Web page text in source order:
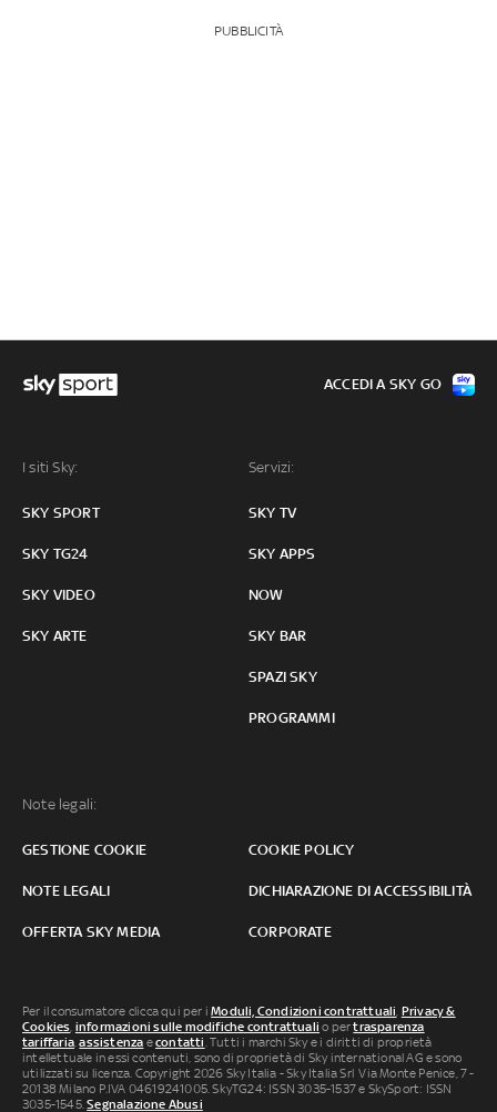
PUBBLICITÀ
I siti Sky:
SKY SPORT
SKY TG24
SKY VIDEO
SKY ARTE
Servizi:
SKY TV
SKY APPS
NOW
SKY BAR
SPAZI SKY
PROGRAMMI
Note legali:
GESTIONE COOKIE COOKIE POLICY
NOTE LEGALI DICHIARAZIONE DI ACCESSIBILITÀ
OFFERTA SKY MEDIA CORPORATE
ACCEDI A SKY GO
Per il consumatore clicca qui per iModuli, Condizioni contrattuali Privacy &
Cookies informazioni sulle modifiche contrattuali o pertrasparenza
tariffaria ,assistenza econtatti . Tutti i marchi Sky e i diritti di proprietà
intellettuale in essi contenuti, sono di proprietà di Sky international AG e sono
utilizzati su licenza. Copyright 2026 Sky Italia - Sky Italia Srl Via Monte Penice, 7 -
20138 Milano P.IVA 04619241005. SkyTG24: ISSN 3035-1537 e SkySport: ISSN
3035-1545.Segnalazione Abusi